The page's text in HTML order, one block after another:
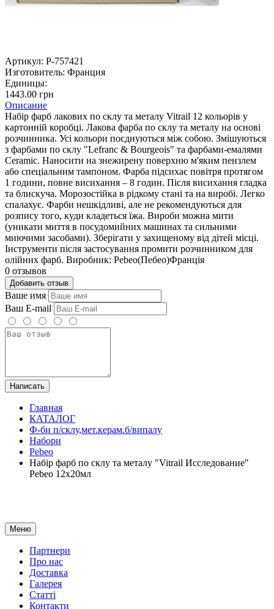
Артикул: P-757421
Изготовитель: Франция
Единицы:
1443.00 грн
Описание
Набір фарб лакових по склу та металу Vitrail 12 кольорів у
картонній коробці. Лакова фарба по склу та металу на основі
розчинника. Усі кольори поєднуються між собою. Змішуються
з фарбами по склу "Lefranc & Bourgeois" та фарбами-емалями
Ceramic. Наносити на знежирену поверхню м'яким пензлем
або спеціальним тампоном. Фарба підсихає повітря протягом
1 години, повне висихання – 8 годин. Після висихання гладка
та блискуча. Морозостійка в рідкому стані та на виробі. Легко
спалахує. Фарби нешкідливі, але не рекомендуються для
розпису того, куди кладеться їжа. Вироби можна мити
(уникати миття в посудомийних машинах та сильними
миючими засобами). Зберігати у захищеному від дітей місці.
Інструменти після застосування промити розчинником для
олійних фарб. Виробник: Pebeo(Пебео)Франція
0 отзывов
Добавить отзыв
Ваше имя
Ваш E-mail
Написать
Главная
КАТАЛОГ
Ф-би п/склу,мет.керам.б/випалу
Набори
Pebeo
Набір фарб по склу та металу "Vitrail Исследование"
Pebeo 12х20мл
Меню
Партнери
Про нас
Доставка
Галерея
Статтi
Контакти